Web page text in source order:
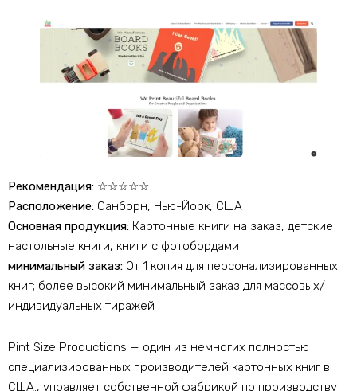
Рекомендация: ☆☆☆☆☆
Расположение: Санборн, Нью-Йорк, США
Основная продукция: Картонные книги на заказ, детские
настольные книги, книги с фотобордами
минимальный заказ: От 1 копия для персонализированных
книг; более высокий минимальный заказ для массовых/
индивидуальных тиражей​
Pint Size Productions — один из немногих полностью
специализированных производителей картонных книг в
США., управляет собственной фабрикой по производству